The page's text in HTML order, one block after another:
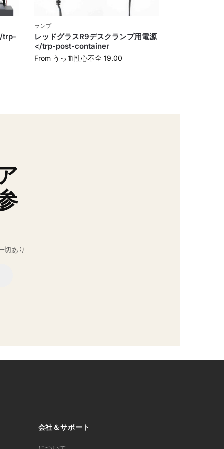
trp-
ランプ
レッドグラスR9デスクランプ用電源
</trp-post-container
From うっ血性心不全 19.00
切あり
会社＆サポート